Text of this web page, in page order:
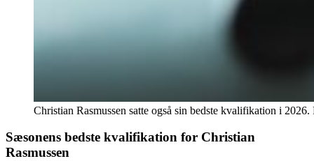
Christian Rasmussen satte også sin bedste kvalifikation i
Sæsonens bedste kvalifikation for Christian
Rasmussen